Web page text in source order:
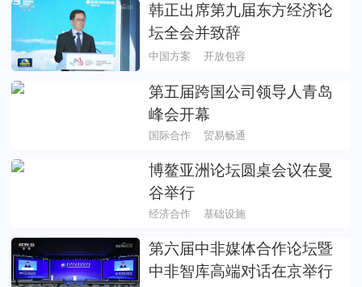
韩正出席第九届东方经济论
坛全会并致辞
中国方案 开放包容
第五届跨国公司领导人青岛
峰会开幕
国际合作 贸易畅通
博鳌亚洲论坛圆桌会议在曼
谷举行
经济合作 基础设施
第六届中非媒体合作论坛暨
中非智库高端对话在京举行